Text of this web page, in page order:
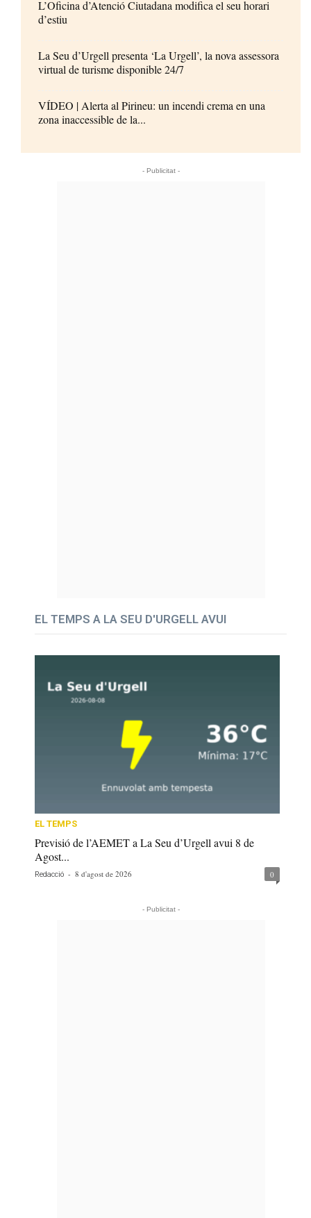
L’Oficina d’Atenció Ciutadana modifica el seu horari
d’estiu
La Seu d’Urgell presenta ‘La Urgell’, la nova assessora
virtual de turisme disponible 24/7
VÍDEO | Alerta al Pirineu: un incendi crema en una
zona inaccessible de la...
- Publicitat -
EL TEMPS A LA SEU D'URGELL AVUI
EL TEMPS
Previsió de l’AEMET a La Seu d’Urgell avui 8 de
Agost...
Redacció - 8 d'agost de 2026 0
- Publicitat -